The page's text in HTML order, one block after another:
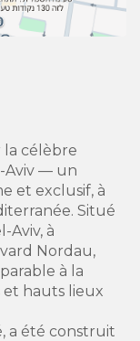
la célèbre
Aviv — un
et exclusif, à
Situé
Aviv, à
Nordau,
à la
et hauts lieux
a été construit